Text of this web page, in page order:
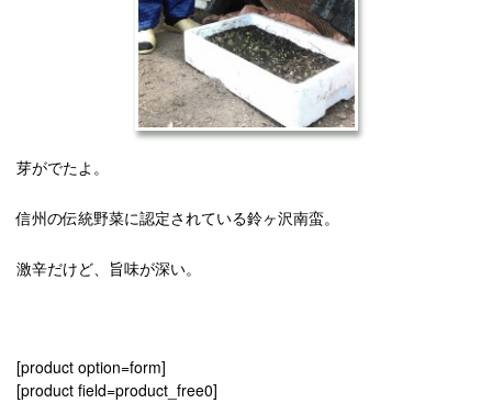
芽がでたよ。
信州の伝統野菜に認定されている鈴ヶ沢南蛮。
激辛だけど、旨味が深い。
[product option=form]
[product field=product_free0]